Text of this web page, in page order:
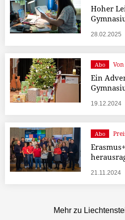
Hoher
28.02.2025
Abo
Ein
19.12.2024
Abo
21.11.2024
Mehr zu